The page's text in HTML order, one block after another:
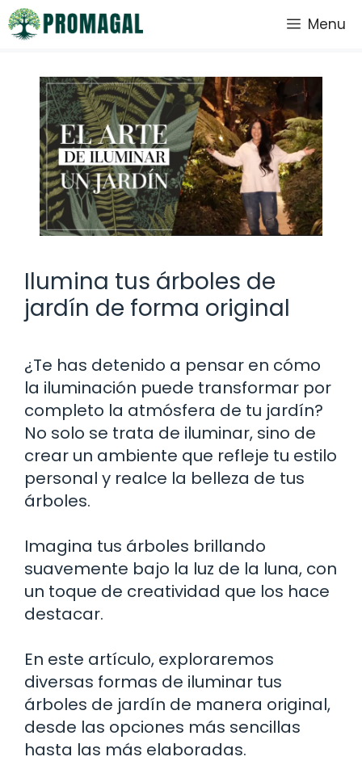
Saltar
al
Menu
Ilumina tus árboles de
jardín de forma original
¿Te has detenido a pensar en cómo
la iluminación puede transformar por
completo la atmósfera de tu jardín?
No solo se trata de iluminar, sino de
crear un ambiente que refleje tu estilo
personal y realce la belleza de tus
árboles.
Imagina tus árboles brillando
suavemente bajo la luz de la luna, con
un toque de creatividad que los hace
destacar.
En este artículo, exploraremos
diversas formas de iluminar tus
árboles de jardín de manera original,
desde las opciones más sencillas
hasta las más elaboradas.